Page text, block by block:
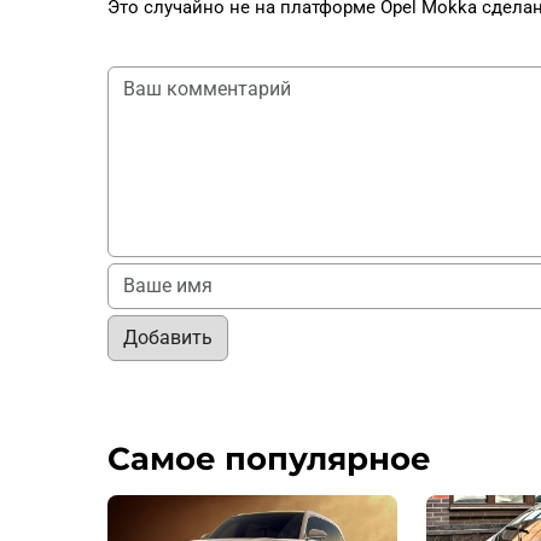
Это случайно не на платформе Opel Mokka
Добавить
Самое популярное